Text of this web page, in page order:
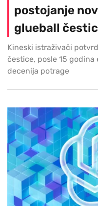
postojanje
glueball
Kineski istraživači
čestice, posle 15
decenija potrage